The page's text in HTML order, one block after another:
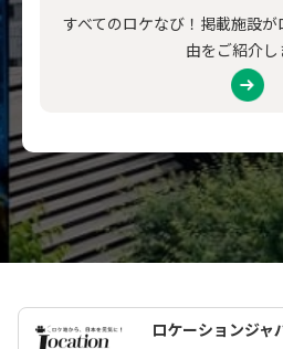
すべてのロケなび！掲載施設
由をご紹介し
ロケーションジャ